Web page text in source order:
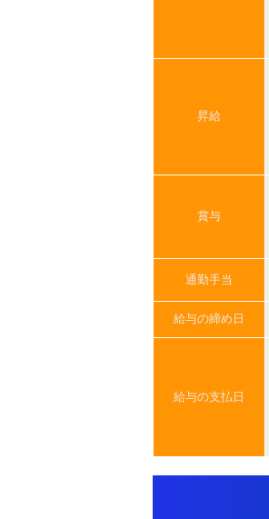
昇給
賞与
通勤手当
給与の締め日
給与の支払日